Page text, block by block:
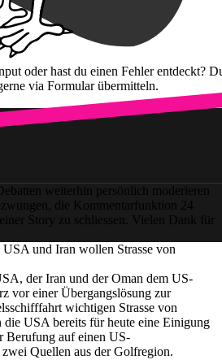
oder hast du einen Fehler entdeckt?
via Formular übermitteln.
weiterhin persönlich moderieren
die Kommentarfunktion 24
Story zu schliessen. Vielen Dank für
und Iran wollen Strasse von
der Iran und der Oman dem US-
vor einer Übergangslösung zur
wichtigen Strasse von
die USA bereits für heute eine Einigung
Berufung auf einen US-
Quellen aus der Golfregion.